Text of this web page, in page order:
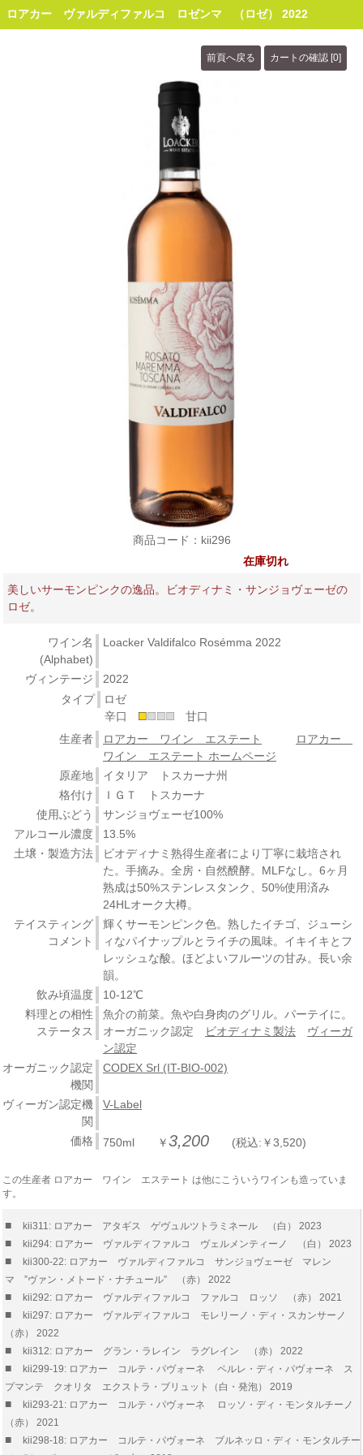
ロアカー ヴァルディファルコ ロゼンマ （ロゼ） 2022
商品コード：kii296
在庫切れ
美しいサーモンピンクの逸品。ビオディナミ・サンジョヴェーゼの
ロゼ。
ワイン名
(Alphabet)
Loacker Valdifalco Rosémma 2022
ヴィンテージ
2022
タイプ
ロゼ
辛口
甘口
生産者
ロアカー ワイン エステート
ロアカー
ワイン エステート ホームページ
原産地
イタリア トスカーナ州
格付け
ＩＧＴ トスカーナ
使用ぶどう
サンジョヴェーゼ100%
アルコール濃度
13.5%
土壌・製造方法
ビオディナミ熟得生産者により丁寧に栽培され
た。手摘み。全房・自然醗酵。MLFなし。6ヶ月
熟成は50%ステンレスタンク、50%使用済み
24HLオーク大樽。
テイスティング
コメント
輝くサーモンピンク色。熟したイチゴ、ジューシ
ィなパイナップルとライチの風味。イキイキとフ
レッシュな酸。ほどよいフルーツの甘み。長い余
韻。
飲み頃温度
10-12℃
料理との相性
魚介の前菜。魚や白身肉のグリル。パーテイに。
ステータス
オーガニック認定 ビオディナミ製法
ヴィーガ
ン認定
オーガニック認定
機関
CODEX Srl (IT-BIO-002)
ヴィーガン認定機
関
V-Label
価格 750ml ￥3,200 (税込:￥3,520)
この生産者 ロアカー ワイン エステート は他にこういうワインも造っていま
す。
■ kii311: ロアカー アタギス ゲヴュルツトラミネール （白） 2023
■ kii294: ロアカー ヴァルディファルコ ヴェルメンティーノ （白） 2023
■ kii300-22: ロアカー ヴァルディファルコ サンジョヴェーゼ マレン
マ ”ヴァン・メトード・ナチュール” （赤） 2022
■ kii292: ロアカー ヴァルディファルコ ファルコ ロッソ （赤） 2021
■ kii297: ロアカー ヴァルディファルコ モレリーノ・ディ・スカンサーノ
（赤） 2022
■ kii312: ロアカー グラン・ラレイン ラグレイン （赤） 2022
■ kii299-19: ロアカー コルテ・パヴォーネ ペルレ・ディ・パヴォーネ ス
プマンテ クオリタ エクストラ・ブリュット（白・発泡） 2019
■ kii293-21: ロアカー コルテ・パヴォーネ ロッソ・ディ・モンタルチーノ
（赤） 2021
■ kii298-18: ロアカー コルテ・パヴォーネ ブルネッロ・ディ・モンタルチー